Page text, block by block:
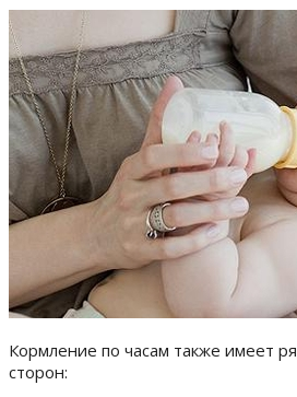
Кормление по часам также имеет
сторон: